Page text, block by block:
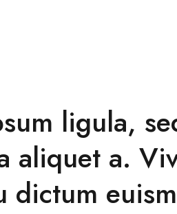
ligula,
aliquet a.
dictum